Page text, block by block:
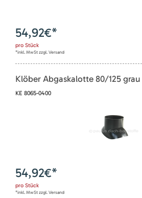
54,92€*
pro Stück
*inkl. MwSt zzgl. Versand
Klöber Abgaskalotte 80/125 grau
KE 8065-0400
54,92€*
pro Stück
*inkl. MwSt zzgl. Versand